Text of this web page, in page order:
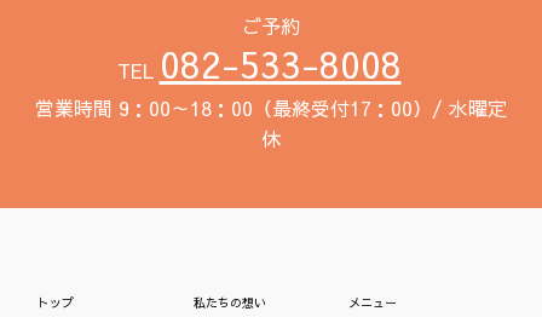
ご予約
TEL 082-533-8008
営業時間 9：00～18：00（最終受付17：00）/ 水曜定
休
トップ 私たちの想い メニュー